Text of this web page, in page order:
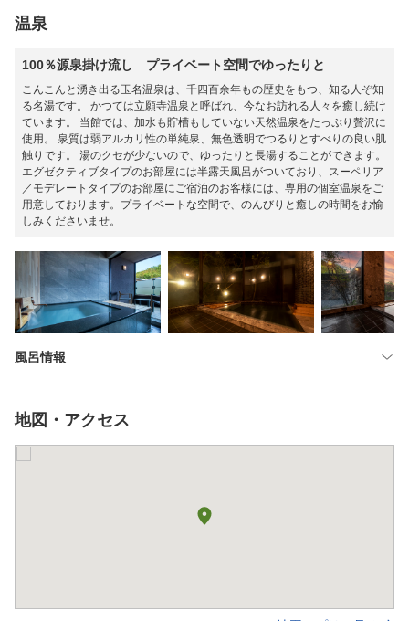
温泉
100％源泉掛け流し プライベート空間でゆったりと
こんこんと湧き出る玉名温泉は、千四百余年もの歴史をもつ、知る人ぞ知
る名湯です。 かつては立願寺温泉と呼ばれ、今なお訪れる人々を癒し続け
ています。 当館では、加水も貯槽もしていない天然温泉をたっぷり贅沢に
使用。 泉質は弱アルカリ性の単純泉、無色透明でつるりとすべりの良い肌
触りです。 湯のクセが少ないので、ゆったりと長湯することができます。
エグゼクティブタイプのお部屋には半露天風呂がついており、スーペリア
／モデレートタイプのお部屋にご宿泊のお客様には、専用の個室温泉をご
用意しております。プライベートな空間で、のんびりと癒しの時間をお愉
しみくださいませ。
風呂情報
地図・アクセス